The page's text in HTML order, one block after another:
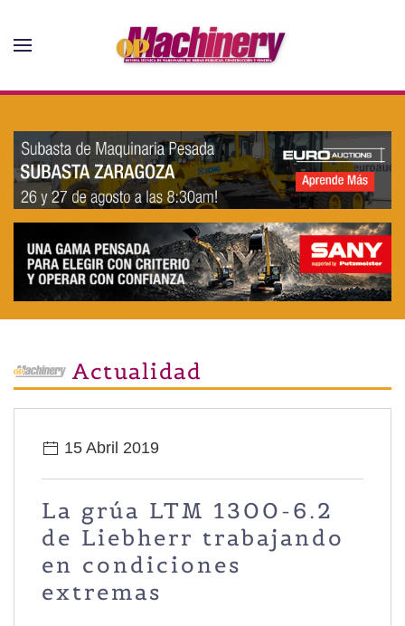
Skip to main content
Actualidad
15 Abril 2019
La grúa LTM 1300-6.2
de Liebherr trabajando
en condiciones
extremas